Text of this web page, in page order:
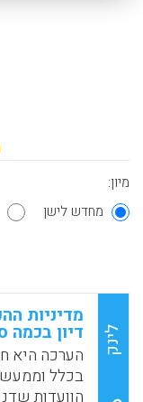
מיון:
מחדש לישן
לינק
מדיניות
דיון בכמה
הערכה היא
בכלל